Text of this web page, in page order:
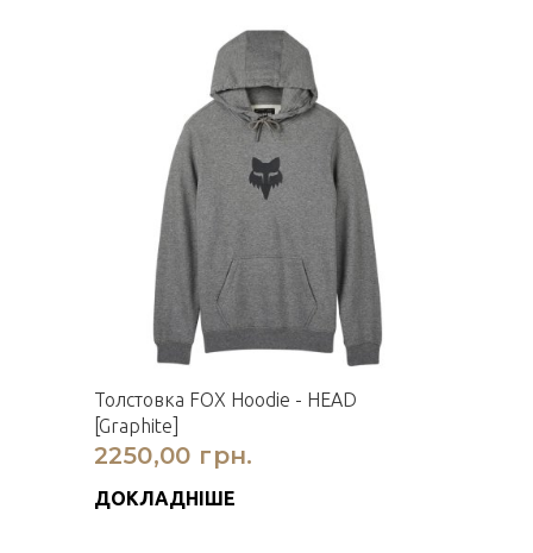
Толстовка FOX Hoodie - HEAD
[Graphite]
2250,00 грн.
ДОКЛАДНІШЕ